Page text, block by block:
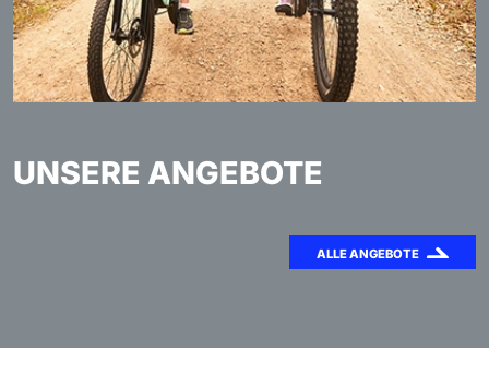
UNSERE ANGEBOTE
ALLE ANGEBOTE